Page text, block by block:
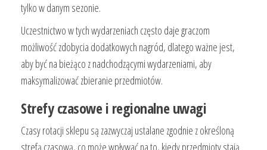
tylko w danym sezonie.
Uczestnictwo w tych wydarzeniach często daje graczom
możliwość zdobycia dodatkowych nagród, dlatego ważne jest,
aby być na bieżąco z nadchodzącymi wydarzeniami, aby
maksymalizować zbieranie przedmiotów.
Strefy czasowe i regionalne uwagi
Czasy rotacji sklepu są zazwyczaj ustalane zgodnie z określoną